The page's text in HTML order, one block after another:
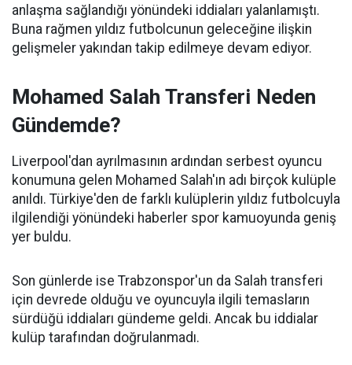
anlaşma sağlandığı yönündeki iddiaları yalanlamıştı.
Buna rağmen yıldız futbolcunun geleceğine ilişkin
gelişmeler yakından takip edilmeye devam ediyor.
Mohamed Salah Transferi Neden
Gündemde?
Liverpool'dan ayrılmasının ardından serbest oyuncu
konumuna gelen Mohamed Salah'ın adı birçok kulüple
anıldı. Türkiye'den de farklı kulüplerin yıldız futbolcuyla
ilgilendiği yönündeki haberler spor kamuoyunda geniş
yer buldu.
Son günlerde ise Trabzonspor'un da Salah transferi
için devrede olduğu ve oyuncuyla ilgili temasların
sürdüğü iddiaları gündeme geldi. Ancak bu iddialar
kulüp tarafından doğrulanmadı.